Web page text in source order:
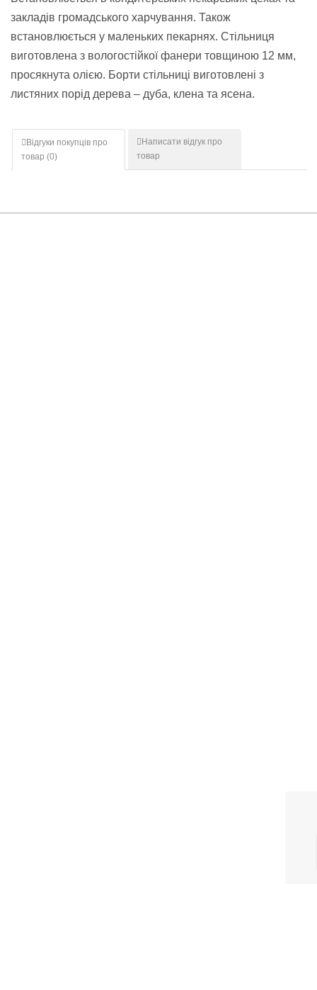
закладів громадського харчування. Також
встановлюється у маленьких пекарнях. Стільниця
виготовлена ​​з вологостійкої фанери товщиною 12 мм,
просякнута олією. Борти стільниці виготовлені з
листяних порід дерева – дуба, клена та ясена.
Відгуки покупців про
товар (0)
Написати відгук про
товар